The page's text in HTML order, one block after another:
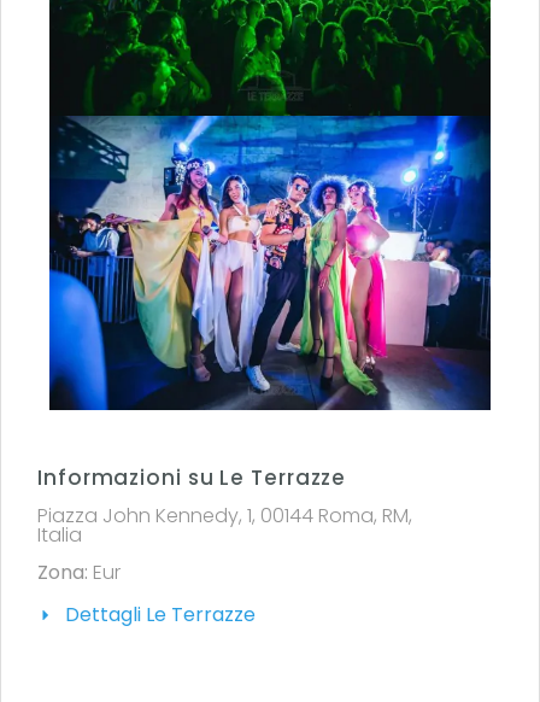
Informazioni su Le Terrazze
Piazza John Kennedy, 1, 00144 Roma, RM,
Italia
Zona: Eur
Dettagli Le Terrazze